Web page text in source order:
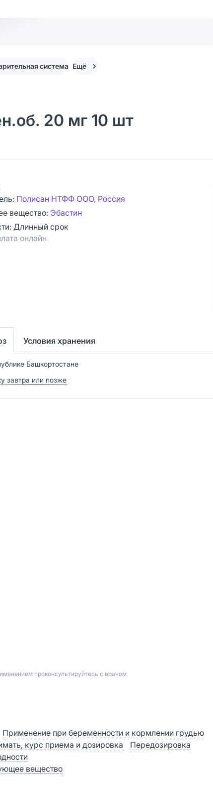
система Ещё
20 мг 10 шт
Полисан НТФФ ООО, Россия
вещество: Эбастин
Длинный срок
онлайн
Условия хранения
Башкортостане
завтра или позже
проконсультируйтесь с врачом
Применение при беременности и кормлении грудью
курс приема и дозировка
Передозировка
вещество